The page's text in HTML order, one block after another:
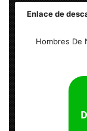
Enlace de
HD 1080p
Hombres De